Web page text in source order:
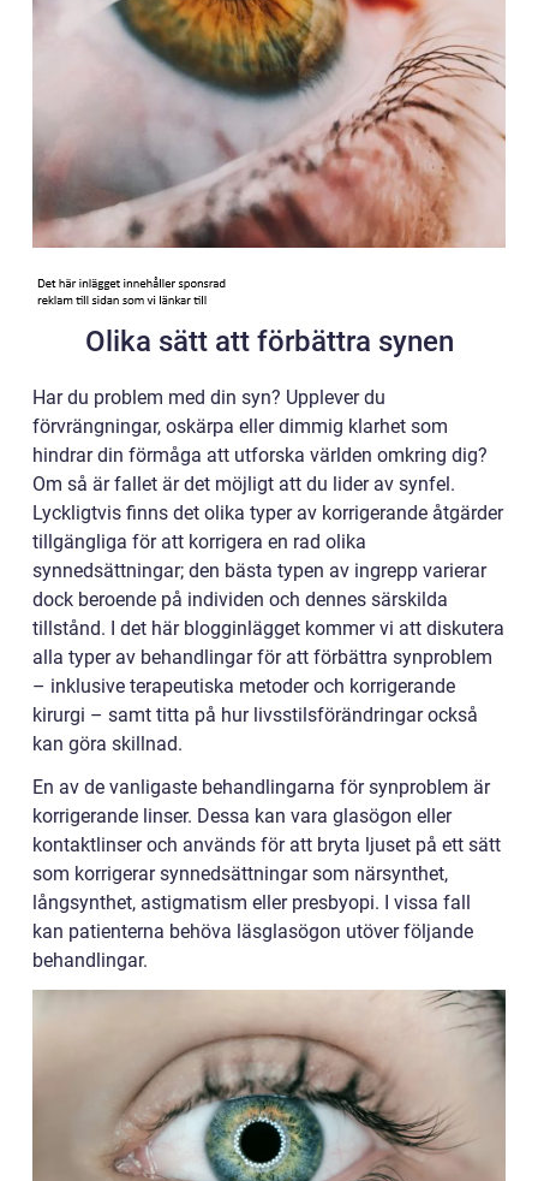
Olika sätt att förbättra synen
Har du problem med din syn? Upplever du
förvrängningar, oskärpa eller dimmig klarhet som
hindrar din förmåga att utforska världen omkring dig?
Om så är fallet är det möjligt att du lider av synfel.
Lyckligtvis finns det olika typer av korrigerande åtgärder
tillgängliga för att korrigera en rad olika
synnedsättningar; den bästa typen av ingrepp varierar
dock beroende på individen och dennes särskilda
tillstånd. I det här blogginlägget kommer vi att diskutera
alla typer av behandlingar för att förbättra synproblem
– inklusive terapeutiska metoder och korrigerande
kirurgi – samt titta på hur livsstilsförändringar också
kan göra skillnad.
En av de vanligaste behandlingarna för synproblem är
korrigerande linser. Dessa kan vara glasögon eller
kontaktlinser och används för att bryta ljuset på ett sätt
som korrigerar synnedsättningar som närsynthet,
långsynthet, astigmatism eller presbyopi. I vissa fall
kan patienterna behöva läsglasögon utöver följande
behandlingar.